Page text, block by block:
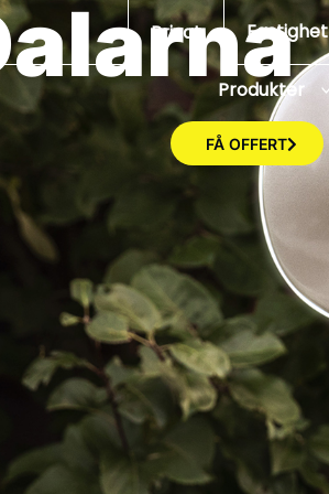
Privat Fastighet
Produkter
FÅ OFFERT